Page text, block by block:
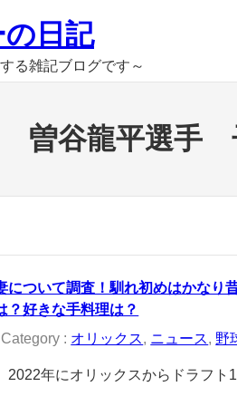
日記
る雑記ブログです～
曽谷龍平選手
について調査！馴れ初めはかなり
？好きな手料理は？
Category : オリックス, ニュース, 野
2022年にオリックスからドラフ